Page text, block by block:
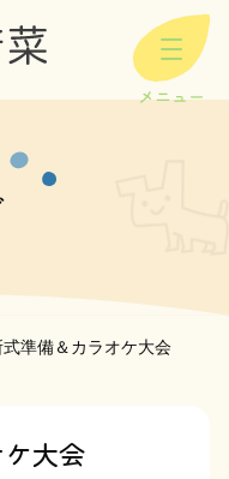
式準備＆カラオケ大会
大会